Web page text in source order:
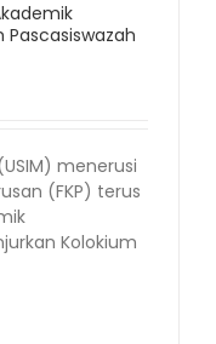
menerusi
(FKP) terus
Kolokium